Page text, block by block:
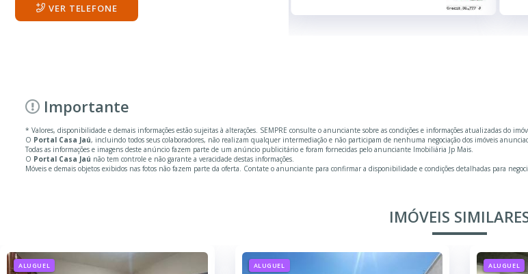
VER TELEFONE
Importante
* Valores, disponibilidade e demais informações estão sujeitas à alterações. SEMPRE consulte o anunciante sobre as condições e informações atualizadas do
O Portal Casa Jaú, incluindo todos seus colaboradores, não realizam qualquer intermediação e não participam de nenhuma negociação dos imóveis
Todas as informações e imagens deste anúncio fazem parte de um anúncio publicitário e foram fornecidas pelo anunciante Imobiliária Jp Mais.
O Portal Casa Jaú não tem controle e não garante a veracidade destas informações.
Móveis e demais objetos exibidos nas fotos não fazem parte da oferta. Contate o anunciante para confirmar a disponibilidade e condições detalhadas para
IMÓVEIS
ALUGUEL ALUGUEL ALUGUEL